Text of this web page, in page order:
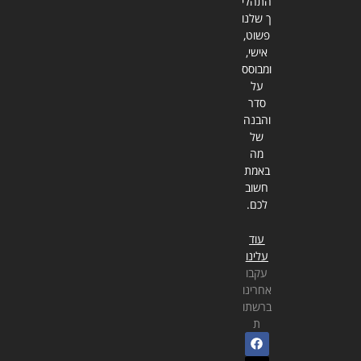
ך שלנו
פשוט,
אישי,
ומבוסס
על
סדר
והבנה
של
מה
באמת
חשוב
לכם.
עוד
עלינו
עקבו
אחרינו
ברשתו
ת